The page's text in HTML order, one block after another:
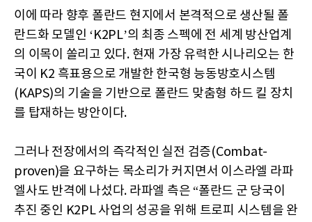
이에 따라 향후 폴란드 현지에서 본격적으로 생산될 폴
란드화 모델인 ‘K2PL’의 최종 스펙에 전 세계 방산업계
의 이목이 쏠리고 있다. 현재 가장 유력한 시나리오는 한
국이 K2 흑표용으로 개발한 한국형 능동방호시스템
(KAPS)의 기술을 기반으로 폴란드 맞춤형 하드 킬 장치
를 탑재하는 방안이다.
그러나 전장에서의 즉각적인 실전 검증(Combat-
proven)을 요구하는 목소리가 커지면서 이스라엘 라파
엘사도 반격에 나섰다. 라파엘 측은 “폴란드 군 당국이
추진 중인 K2PL 사업의 성공을 위해 트로피 시스템을 완